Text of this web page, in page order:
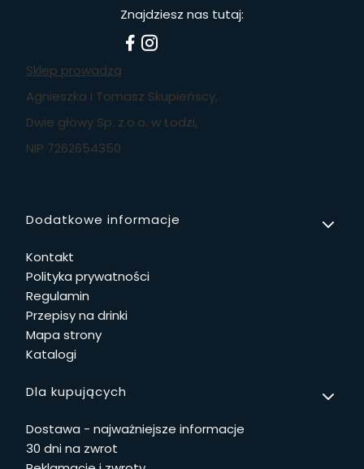
Znajdziesz nas tutaj:
Sklep prowadzą
Agnieszka i Tomasz Skupieńscy,
Dwie głowy Sp. z.o.o. w Łodzi,
NIP 7262654350
Linki w stopce
Dodatkowe informacje
Kontakt
Polityka prywatności
Regulamin
Przepisy na drinki
Mapa strony
Katalogi
Dla kupujących
Dostawa - najważniejsze informacje
30 dni na zwrot